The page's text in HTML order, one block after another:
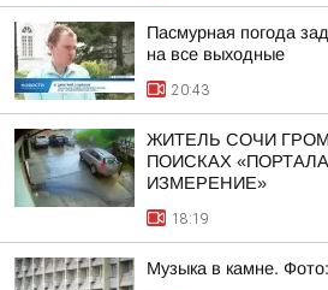
Пасмурная погода
на все выходные
20:43
ЖИТЕЛЬ СОЧИ
ПОИСКАХ
ИЗМЕРЕНИЕ»
18:19
Музыка в камне.